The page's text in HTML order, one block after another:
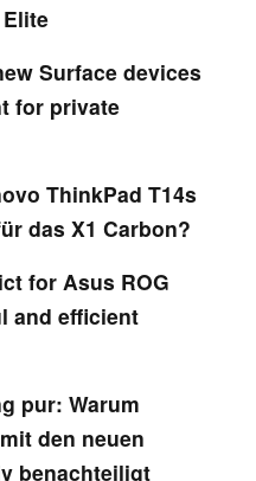
Surface devices
for private
ThinkPad T14s
das X1 Carbon?
for Asus ROG
and efficient
pur: Warum
den neuen
benachteiligt